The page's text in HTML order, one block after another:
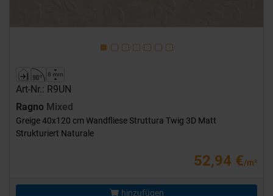
Art-Nr.: R9UN
Ragno Mixed
Greige 40x120 cm Wandfliese Struttura Twig 3D Matt
Strukturiert Naturale
52,94 €/m²
hinzufügen